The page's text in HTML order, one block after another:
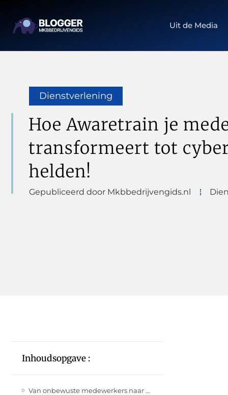
Uit de Media
Dienstverlening
Hoe Awaretrain je
transformeert tot
helden!
Gepubliceerd door Mkbbedrijvengids.nl
Inhoudsopgave :
Van onbewuste medewerkers naar bewuste verdedigers